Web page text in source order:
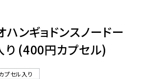
7659
ンギョドンスノードー
(400円カプセル)
プセル入り